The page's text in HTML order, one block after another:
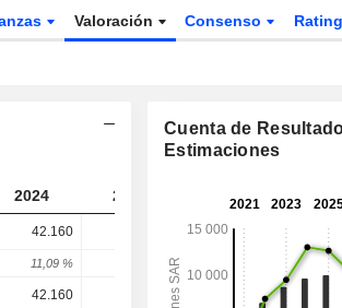
Valoración Consenso
2024 2025 2026 2027
42.160 43.800
11,09 % 2,56 % 1,3 %
42.160 43.800
Cuenta de
Estimaciones